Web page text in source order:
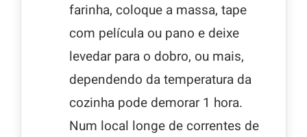
farinha, coloque a massa, tape
com película ou pano e deixe
levedar para o dobro, ou mais,
dependendo da temperatura da
cozinha pode demorar 1 hora.
Num local longe de correntes de